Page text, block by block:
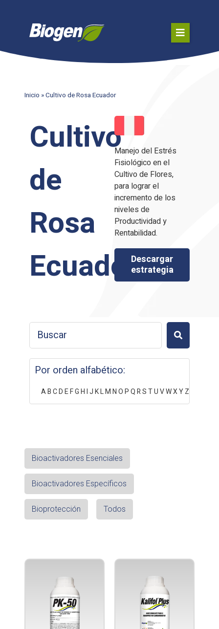
Inicio »Cultivo de Rosa Ecuador
Cultivo
de
Rosa
Ecuador
Manejo del Estrés
Fisiológico en el
Cultivo de Flores,
para lograr el
incremento de los
niveles de
Productividad y
Rentabilidad.
Descargar
estrategia
Por orden alfabético:
ABCDEFGHIJKLMNOPQRSTUVWXYZ
Bioactivadores Esenciales
Bioactivadores Específicos
Bioprotección Todos